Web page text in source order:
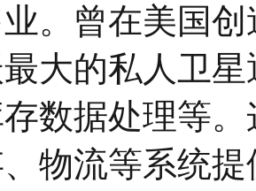
。曾在美国
大的私人卫
数据处理等
物流等系统